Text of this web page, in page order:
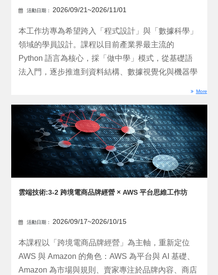
活動日期： 2026/09/21~2026/11/01
本工作坊專為希望跨入「程式設計」與「數據科學」
領域的學員設計。課程以目前產業界最主流的
Python 語言為核心，採「做中學」模式，從基礎語
法入門，逐步推進到資料結構、數據視覺化與機器學
More
雲端技術:3-2 跨境電商品牌經營 × AWS 平台思維工作坊
活動日期： 2026/09/17~2026/10/15
本課程以「跨境電商品牌經營」為主軸，重新定位
AWS 與 Amazon 的角色：AWS 為平台與 AI 基礎、
Amazon 為市場與規則、賣家專注於品牌內容、商店